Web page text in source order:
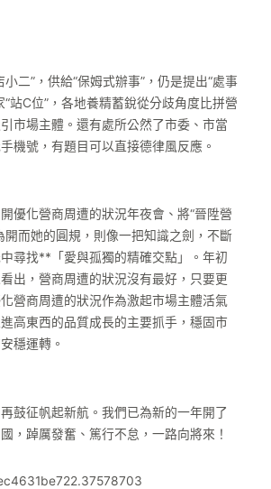
二”，供給“保姆式辦事”，仍是提出“處事
“站C位”，各地養精蓄銳從分歧角度比拼營
市場主體。還有處所公然了市委、市當
機號，有題目可以直接德律風反應。
優化營商周遭的狀況年夜會、將“晉陞營
開而她的圓規，則像一把知識之劍，不斷
尋找**「愛與孤獨的精確交點」。年初
出，營商周遭的狀況沒有最好，只要更
營商周遭的狀況作為激起市場主體活氣
高東西的品質成長的主要抓手，穩固市
穩運轉。
鼓征帆起新航。我們已為新的一年開了
，踔厲發奮、篤行不怠，一路向將來！